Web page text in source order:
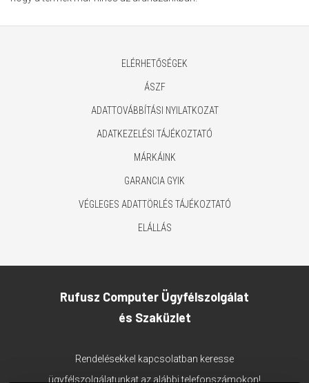
ELÉRHETŐSÉGEK
ÁSZF
ADATTOVÁBBÍTÁSI NYILATKOZAT
ADATKEZELÉSI TÁJÉKOZTATÓ
MÁRKÁINK
GARANCIA GYIK
VÉGLEGES ADATTÖRLÉS TÁJÉKOZTATÓ
ELÁLLÁS
Rufusz Computer Ügyfélszolgálat
és Szaküzlet
Rendelésekkel kapcsolatban keresse
ügyfélszolgálatunkat az alábbi telefonszámokon!